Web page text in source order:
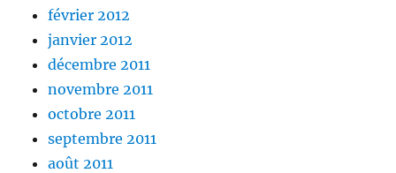
février 2012
janvier 2012
décembre 2011
novembre 2011
octobre 2011
septembre 2011
août 2011